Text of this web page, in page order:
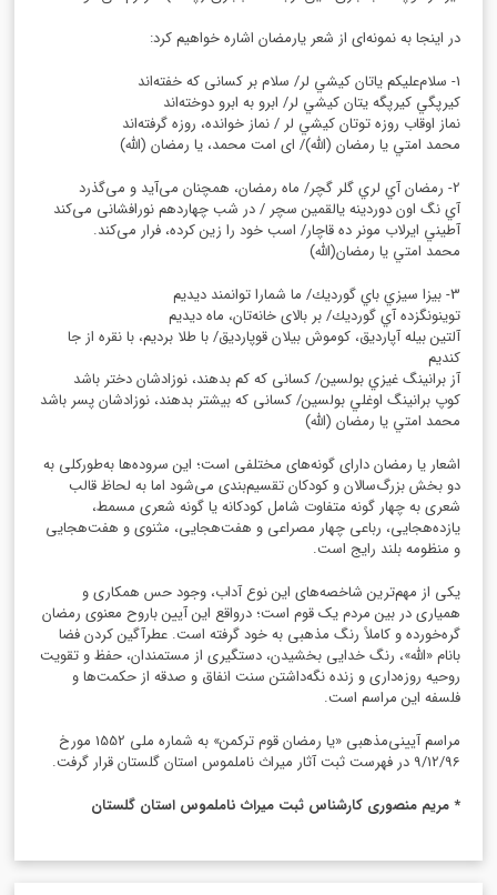
در اینجا به نمونه‌ای از شعر يارمضان اشاره خواهیم کرد:
1- سلام‌علیکم ياتان كيشي لر/ سلام بر کسانی که خفته‌اند
كيرپگي كيرپگه يتان كيشي لر/ ابرو به ابرو دوخته‌اند
نماز اوقاب روزه توتان كيشي لر / نماز خوانده، روزه گرفته‌اند
محمد امتي يا رمضان (الله)/ ای امت محمد، یا رمضان (الله)
2- رمضان آي لري گلر گچر/ ماه رمضان، همچنان می‌آید و می‌گذرد
آي نگ اون دوردينه يالقمين سچر / در شب چهاردهم نورافشانی می‌کند
آطيني ايرلاب مونر ده قاچار/ اسب خود را زین کرده، فرار می‌کند.
محمد امتي يا رمضان(الله)
3- بيزا سيزي باي گورديك/ ما شمارا توانمند دیدیم
توينونگزده آي گورديك/ بر بالای خانه‌تان، ماه دیدیم
آلتين بيله آپارديق، كوموش بيلان قوپارديق/ با طلا بردیم، با نقره از جا
کندیم
آز برانينگ غيزي بولسين/ کسانی که کم بدهند، نوزادشان دختر باشد
كوپ برانينگ اوغلي بولسين/ کسانی که بیشتر بدهند، نوزادشان پسر باشد
محمد امتي يا رمضان (الله)
اشعار یا رمضان دارای گونه‌های مختلفی است؛ این سروده‌ها به‌طورکلی به
دو بخش بزرگ‌سالان و کودکان تقسیم‌بندی می‌شود اما به لحاظ قالب
شعری به چهار گونه متفاوت شامل کودکانه یا گونه شعری مسمط،
یازده‌هجایی، رباعی چهار مصراعی و هفت‌هجایی، مثنوی و هفت‌هجایی
و منظومه بلند رایج است.
یکی از مهم‌ترین شاخصه‌های این نوع آداب، وجود حس همکاری و
همیاری در بین مردم یک قوم است؛ درواقع این آیین باروح معنوی رمضان
گره‌خورده و کاملاً رنگ مذهبی به خود گرفته است. عطرآگین کردن فضا
بانام «الله»، رنگ خدایی بخشیدن، دستگیری از مستمندان، حفظ و تقویت
روحیه روزه‌داری و زنده نگه‌داشتن سنت انفاق و صدقه از حکمت‌ها و
فلسفه این مراسم است.
مراسم آیینی‌مذهبی «یا رمضان قوم ترکمن» به شماره ملی 1552 مورخ
9/12/96 در فهرست ثبت آثار میراث ناملموس استان گلستان قرار گرفت.
* مریم منصوری کارشناس ثبت میراث ناملموس استان گلستان